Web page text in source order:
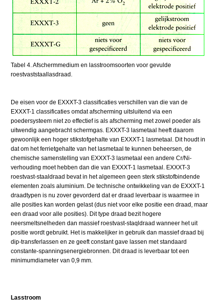
Tabel 4. Afschermmedium en lasstroomsoorten voor gevulde
roestvaststaallasdraad.
De eisen voor de EXXXT-3 classificaties verschillen van die van de
EXXXT-1 classificaties omdat afscherming uitsluitend via een
poedersysteem niet zo effectief is als afscherming met zowel poeder als
uitwendig aangebracht schermgas. EXXXT-3 lasmetaal heeft daarom
gewoonlijk een hoger stikstofgehalte van EXXXT-1 lasmetaal. Dit houdt in
dat om het ferrietgehalte van het lasmetaal te kunnen beheersen, de
chemische samenstelling van EXXXT-3 lasmetaal een andere Cr/Ni-
verhouding moet hebben dan die van EXXXT-1 lasmetaal. EXXXT-3
roestvast-staaldraad bevat in het algemeen geen sterk stikstofbindende
elementen zoals aluminium. De technische ontwikkeling van de EXXXT-1
draadtypen is nu zover gevorderd dat er draad leverbaar is waarmee in
alle posities kan worden gelast (dus niet voor elke positie een draad, maar
een draad voor alle posities). Dit type draad bezit hogere
neersmeltsnelheden dan massief roestvast-staqldraad wanneer het uit
positie wordt gebruikt. Het is makkelijker in gebruik dan massief draad bij
dip-transferlassen en ze geeft constant gave lassen met standaard
constante-spanningsenergiebronnen. Dit draad is leverbaar tot een
minimumdiameter van 0,9 mm.
Lasstroom